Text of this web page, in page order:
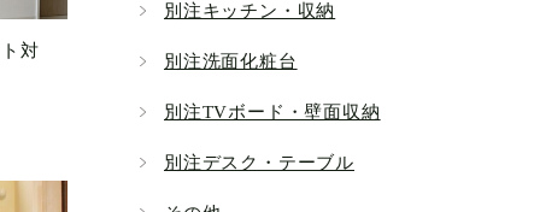
別注キッチン・収納
別注洗面化粧台
別注TVボード・壁面収納
別注デスク・テーブル
対